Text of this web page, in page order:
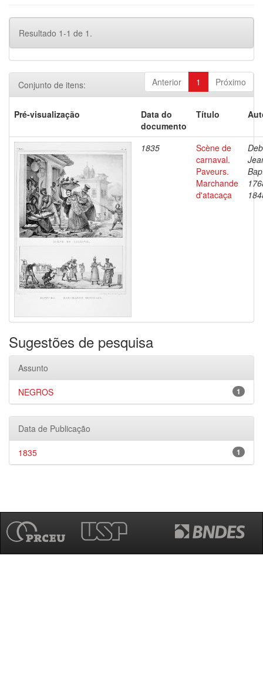
Resultado 1-1 de 1.
Anterior 1 Próximo
Conjunto de itens:
Pré-visualização
Data do
documento
Título
1835
Scène de
carnaval.
Paveurs.
Marchande
d'atacaça
Sugestões de pesquisa
Assunto
1
NEGROS
Data de Publicação
1
1835